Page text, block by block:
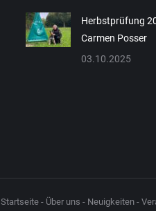
Herbstprüfung
Carmen Posser
03.10.2025
Startseite - Über uns - Neuigkeiten -